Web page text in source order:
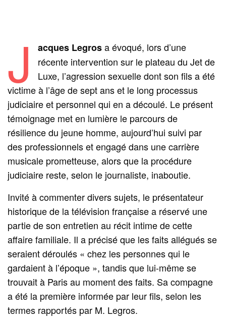
J acques Legrosa évoqué, lors d’une
récente intervention sur le plateau du Jet de
Luxe, l’agression sexuelle dont son fils a été
victime à l’âge de sept ans et le long processus
judiciaire et personnel qui en a découlé. Le présent
témoignage met en lumière le parcours de
résilience du jeune homme, aujourd’hui suivi par
des professionnels et engagé dans une carrière
musicale prometteuse, alors que la procédure
judiciaire reste, selon le journaliste, inaboutie.
Invité à commenter divers sujets, le présentateur
historique de la télévision française a réservé une
partie de son entretien au récit intime de cette
affaire familiale. Il a précisé que les faits allégués se
seraient déroulés « chez les personnes qui le
gardaient à l’époque », tandis que lui-même se
trouvait à Paris au moment des faits. Sa compagne
a été la première informée par leur fils, selon les
termes rapportés par M. Legros.